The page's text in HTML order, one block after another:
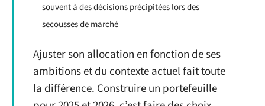
souvent à des décisions précipitées lors des
secousses de marché
Ajuster son allocation en fonction de ses
ambitions et du contexte actuel fait toute
la différence. Construire un portefeuille